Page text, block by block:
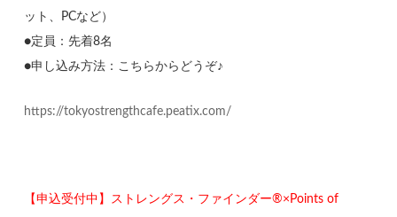
ット、PCなど）
●定員：先着8名
●申し込み方法：こちらからどうぞ♪
https://tokyostrengthcafe.peatix.com/
【申込受付中】ストレングス・ファインダー®×Points of